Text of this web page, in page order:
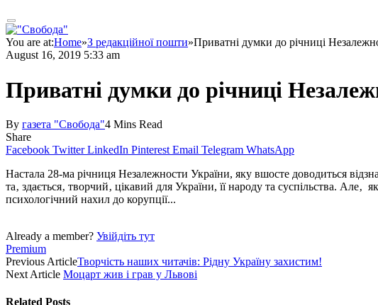
You are at:Home»З редакційної пошти»Приватні думки до річниці
August 16, 2019 5:33 am
Приватні думки до річниці
By газета "Свобода"4 Mins Read
Share
Facebook Twitter LinkedIn Pinterest Email Telegram WhatsApp
Настала 28-ма річниця Незалежности України, яку вшосте доводиться
та‚ здається‚ творчий‚ цікавий для України, її народу та суспільства.
психологічний нахил до корупції...
Already a member? Увійдіть тут
Premium
Previous ArticleТворчість наших читачів: Рідну Україну захистим!
Next Article Моцарт жив і грав у Львові
Related Posts